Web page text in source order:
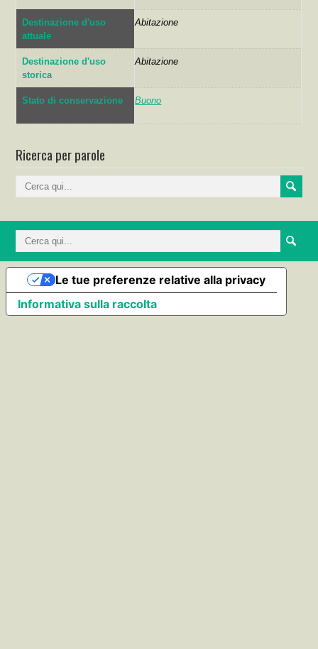
Destinazione d'uso
attuale
Abitazione
Destinazione d'uso
storica
Abitazione
Stato di conservazione Buono
Ricerca per parole
Informativa sulla raccolta
Le tue preferenze relative alla privacy